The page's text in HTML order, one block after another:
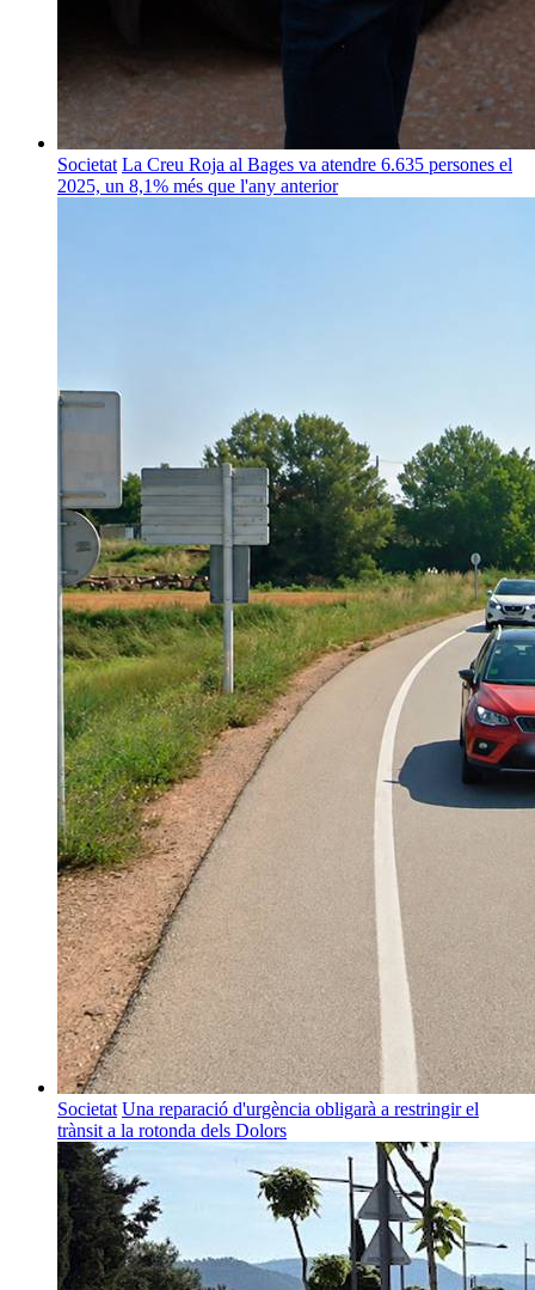
Societat La Creu Roja al Bages va atendre 6.635 persones el
2025, un 8,1% més que l'any anterior
Societat Una reparació d'urgència obligarà a restringir el
trànsit a la rotonda dels Dolors